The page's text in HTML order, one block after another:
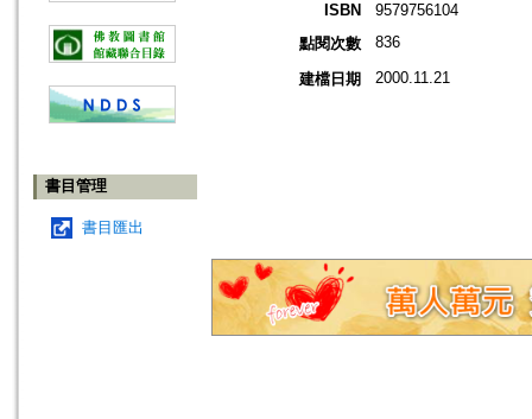
書目管理
書目匯出
ISBN
9579756104
點閱次數
836
建檔日期 2000.11.21